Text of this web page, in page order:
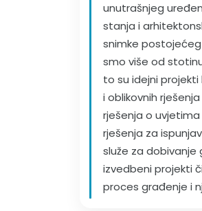
unutrašnjeg
stanja i
snimke
smo više od
to su idejni
i oblikovnih
rješenja o
rješenja za
služe za
izvedbeni projekti
proces građenje i